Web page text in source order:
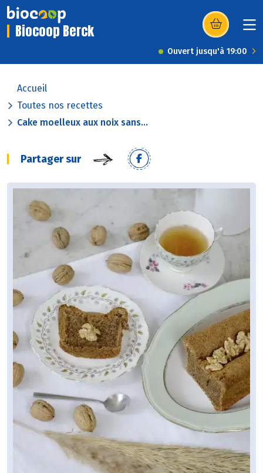
Biocoop Berck (s’ouvre dans
Ouvert jusqu'à 19:00
Accueil
Toutes nos recettes
Cake moelleux aux noix sans...
Partager sur